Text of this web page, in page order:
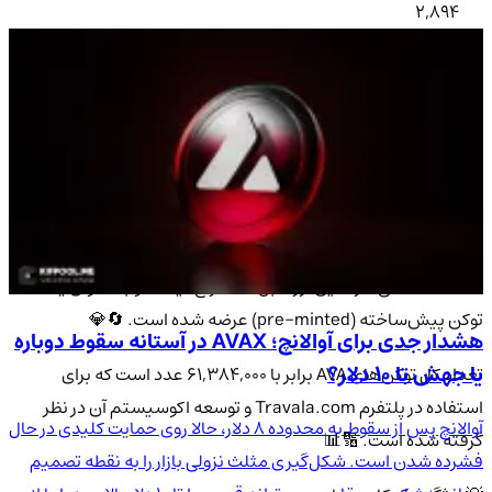
تراوالا توسط تیمی از کارآفرینان با تجربه در صنعت بلاکچین و سفر
ایجاد شد. این ارز به منظور ترکیب تکنولوژی بلاکچین با صنعت
گردشگری به وجود آمد و از سال ۲۰۱۷ در حال فعالیت است. 🗓️
محسوب می‌شود و برخلاف شت کوین‌ها، کاربرد و
هدف مشخصی دارد. این ارز قابل استخراج نیست و به عنوان یک
توکن پیش‌ساخته (pre-minted) عرضه شده است. 🔄💎
تعداد کل توکن‌های AVA برابر با ۶۱,۳۸۴,۰۰۰ عدد است که برای
استفاده در پلتفرم Travala.com و توسعه اکوسیستم آن در نظر
گرفته شده است. 🔢📊
2,894
هشدار جدی برای آوالانچ؛ AVAX در آستانه سقوط دوباره
یا جهش تا ۱۰ دلار؟
آوالانچ پس از سقوط به محدوده ۸ دلار، حالا روی حمایت کلیدی در حال
فشرده شدن است. شکل‌گیری مثلث نزولی بازار را به نقطه تصمیم